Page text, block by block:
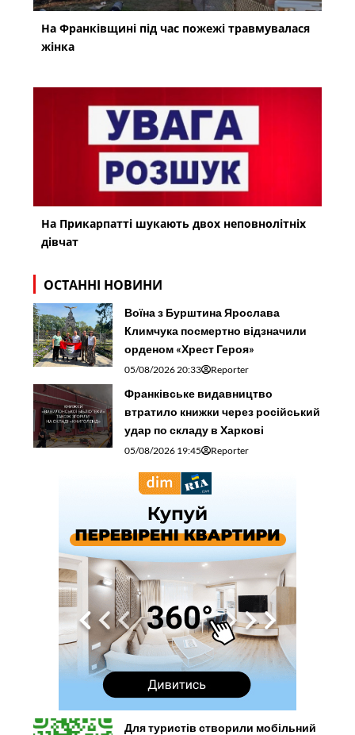
На Франківщині під час пожежі травмувалася
жінка
На Прикарпатті шукають двох неповнолітніх
дівчат
ОСТАННІ НОВИНИ
Воїна з Бурштина Ярослава
Климчука посмертно відзначили
орденом «Хрест Героя»
05/08/2026 20:33 Reporter
Франківське видавництво
втратило книжки через російський
удар по складу в Харкові
05/08/2026 19:45 Reporter
Для туристів створили мобільний